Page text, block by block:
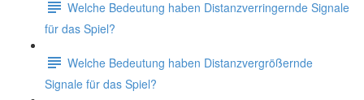
Welche Bedeutung haben Distanzverringernde Signale
für das Spiel?
Welche Bedeutung haben Distanzvergrößernde
Signale für das Spiel?